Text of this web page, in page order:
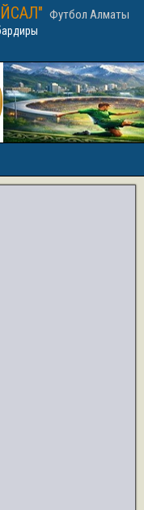
Футбол Алматы